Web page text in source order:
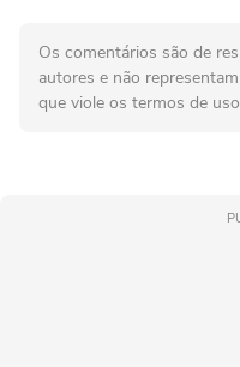
Os comentários são de
autores e não
que viole os termos de